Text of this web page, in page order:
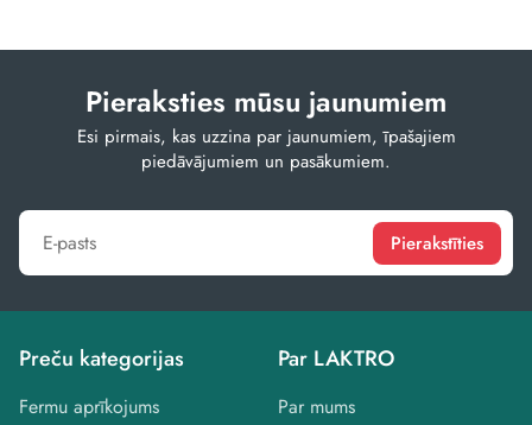
Pieraksties mūsu jaunumiem
Esi pirmais, kas uzzina par jaunumiem, īpašajiem
piedāvājumiem un pasākumiem.
Pierakstīties
Preču kategorijas
Fermu aprīkojums
Par LAKTRO
Par mums